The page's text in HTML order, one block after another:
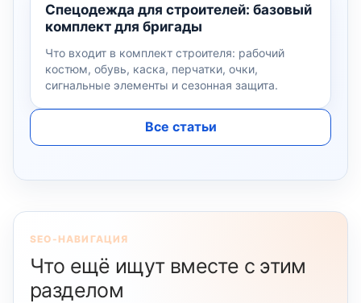
Спецодежда для строителей: базовый
комплект для бригады
Что входит в комплект строителя: рабочий
костюм, обувь, каска, перчатки, очки,
сигнальные элементы и сезонная защита.
Все статьи
SEO-НАВИГАЦИЯ
Что ещё ищут вместе с этим
разделом